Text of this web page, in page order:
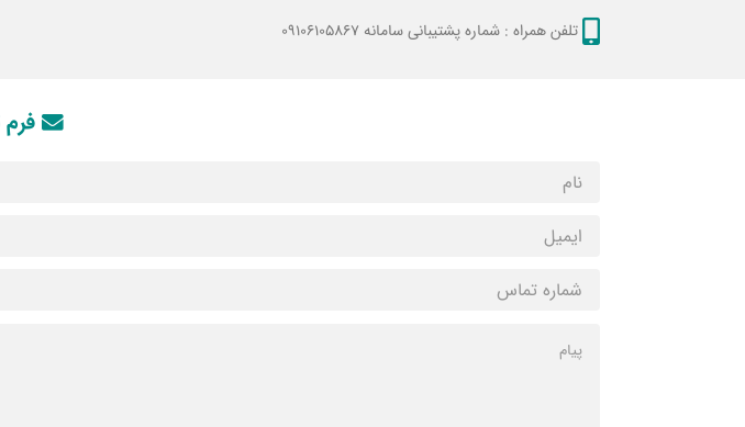
تلفن همراه : شماره پشتیبانی سامانه 09106105867